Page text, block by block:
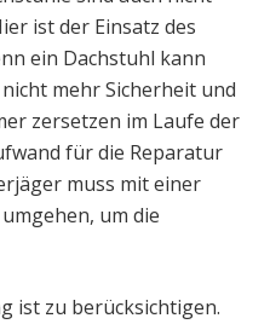
ist der Einsatz des
ein Dachstuhl kann
mehr Sicherheit und
zersetzen im Laufe der
für die Reparatur
muss mit einer
um die
ist zu berücksichtigen.